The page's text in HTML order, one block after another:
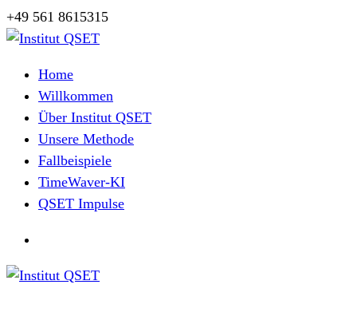
Zum
Inhalt
+49 561 8615315
Herzlich Willkommen
Home
Willkommen
Über Institut QSET
Unsere Methode
Fallbeispiele
TimeWaver-KI
QSET Impulse